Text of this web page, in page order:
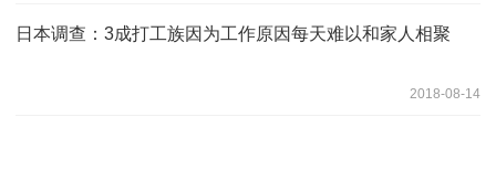
日本调查：3成打工族因为工作原因每天难以和家人相聚
2018-08-14